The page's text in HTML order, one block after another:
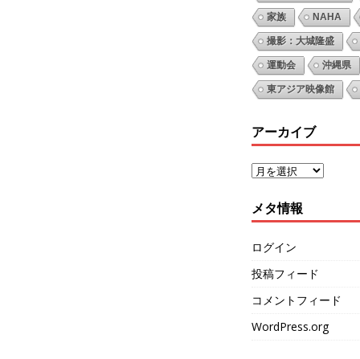
家族 NAHA
撮影：大城隆盛
運動会 沖縄県
東アジア映像館
アーカイブ
メタ情報
ログイン
投稿フィード
コメントフィード
WordPress.org